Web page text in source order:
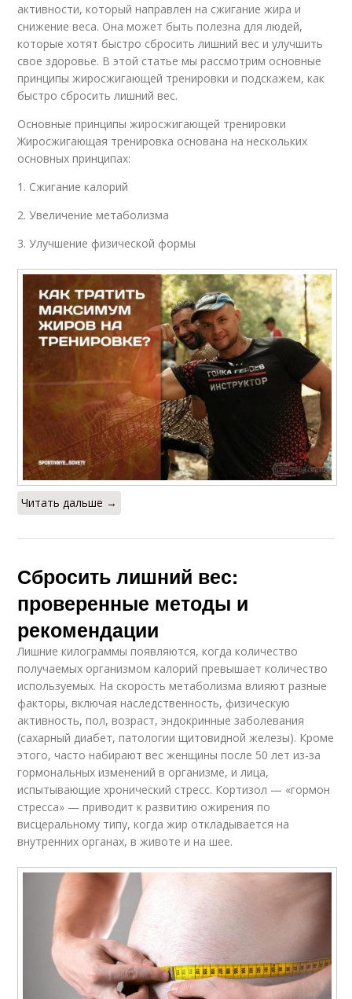
активности, который направлен на сжигание жира и
снижение веса. Она может быть полезна для людей,
которые хотят быстро сбросить лишний вес и улучшить
свое здоровье. В этой статье мы рассмотрим основные
принципы жиросжигающей тренировки и подскажем, как
быстро сбросить лишний вес.
Основные принципы жиросжигающей тренировки
Жиросжигающая тренировка основана на нескольких
основных принципах:
1. Сжигание калорий
2. Увеличение метаболизма
3. Улучшение физической формы
Читать дальше →
Сбросить лишний вес:
проверенные методы и
рекомендации
Лишние килограммы появляются, когда количество
получаемых организмом калорий превышает количество
используемых. На скорость метаболизма влияют разные
факторы, включая наследственность, физическую
активность, пол, возраст, эндокринные заболевания
(сахарный диабет, патологии щитовидной железы). Кроме
этого, часто набирают вес женщины после 50 лет из-за
гормональных изменений в организме, и лица,
испытывающие хронический стресс. Кортизол — «гормон
стресса» — приводит к развитию ожирения по
висцеральному типу, когда жир откладывается на
внутренних органах, в животе и на шее.